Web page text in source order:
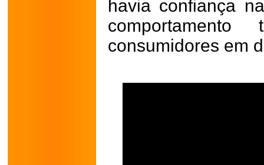
havia confiança
consumidores em